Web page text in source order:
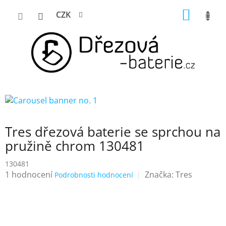
CZK
Tres dřezová baterie se sprchou na
pružině chrom 130481
130481
Průměrné
1 hodnocení Podrobnosti hodnocení Značka: Tres